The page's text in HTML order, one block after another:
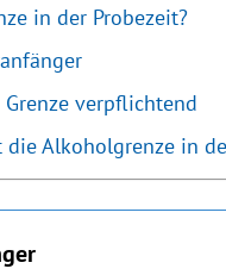
in der Probezeit?
verpflichtend
Alkoholgrenze in